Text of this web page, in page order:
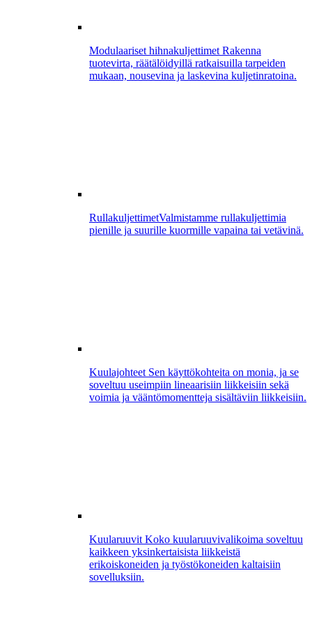
Modulaariset hihnakuljettimet Rakenna
tuotevirta, räätälöidyillä ratkaisuilla tarpeiden
mukaan, nousevina ja laskevina kuljetinratoina.
RullakuljettimetValmistamme rullakuljettimia
pienille ja suurille kuormille vapaina tai vetävinä.
Kuulajohteet Sen käyttökohteita on monia, ja se
soveltuu useimpiin lineaarisiin liikkeisiin sekä
voimia ja vääntömomentteja sisältäviin liikkeisiin.
Kuularuuvit Koko kuularuuvivalikoima soveltuu
kaikkeen yksinkertaisista liikkeistä
erikoiskoneiden ja työstökoneiden kaltaisiin
sovelluksiin.